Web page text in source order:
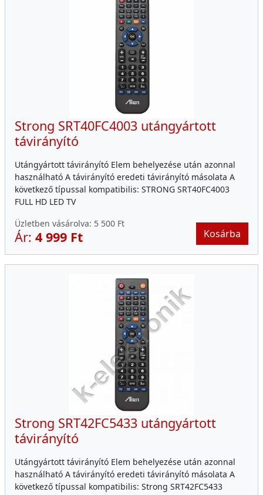
Strong SRT40FC4003 utángyártott
távirányító
Utángyártott távirányító Elem behelyezése után azonnal
használható A távirányító eredeti távirányító másolata A
következő típussal kompatibilis: STRONG SRT40FC4003
FULL HD LED TV
Üzletben vásárolva: 5 500 Ft
Ár: 4 999 Ft Kosárba
Strong SRT42FC5433 utángyártott
távirányító
Utángyártott távirányító Elem behelyezése után azonnal
használható A távirányító eredeti távirányító másolata A
következő típussal kompatibilis: Strong SRT42FC5433